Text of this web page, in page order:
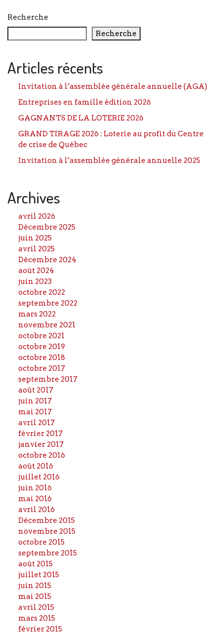
Recherche
Recherche
Articles récents
Invitation à l’assemblée générale annuelle (AGA)
Entreprises en famille édition 2026
GAGNANTS DE LA LOTERIE 2026
GRAND TIRAGE 2026 : Loterie au profit du Centre
de crise de Québec
Invitation à l’assemblée générale annuelle 2025
Archives
avril 2026
Décembre 2025
juin 2025
avril 2025
Décembre 2024
août 2024
juin 2023
octobre 2022
septembre 2022
mars 2022
novembre 2021
octobre 2021
octobre 2019
octobre 2018
octobre 2017
septembre 2017
août 2017
juin 2017
mai 2017
avril 2017
février 2017
janvier 2017
octobre 2016
août 2016
juillet 2016
juin 2016
mai 2016
avril 2016
Décembre 2015
novembre 2015
octobre 2015
septembre 2015
août 2015
juillet 2015
juin 2015
mai 2015
avril 2015
mars 2015
février 2015